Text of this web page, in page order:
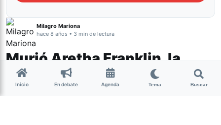
Milagro Mariona
hace 8 años • 3 min de lectura
Murió Aretha Franklin, la
“reina del soul”
Inicio En debate Agenda Tema Buscar